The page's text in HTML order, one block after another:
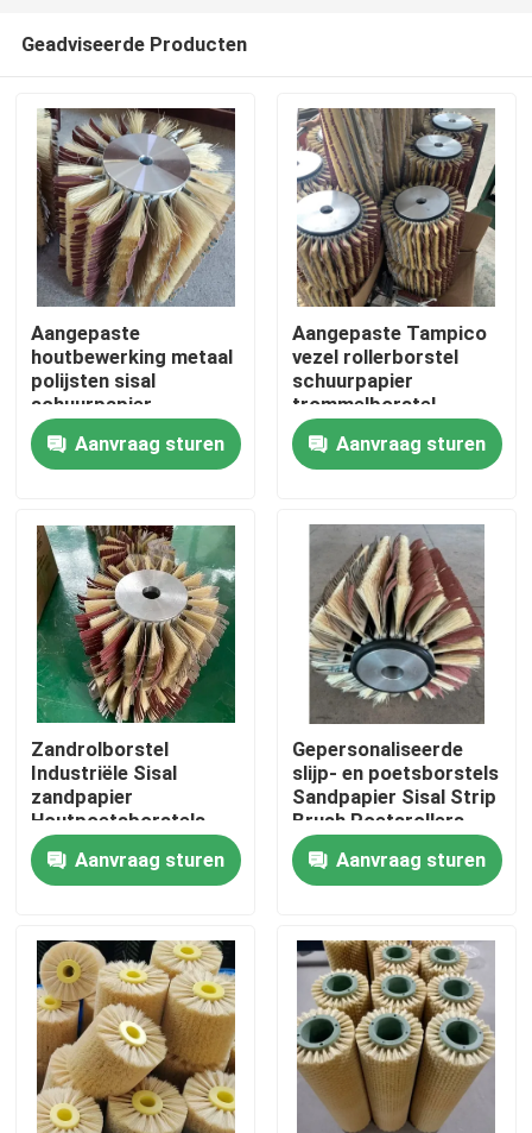
Thuis
Over ons
Fabrieksreis
Kwaliteitscontrole
Contacteer ons
Industriële borstelstrook
industriële cilindrische borstel
industriële rolborstel
Geadviseerde Producten
Aangepaste
houtbewerking metaal
polijsten sisal
schuurpapier
rolborstel
Aanvraag sturen
Aangepaste Tampico
vezel rollerborstel
schuurpapier
trommelborstel
Aanvraag sturen
Zandrolborstel
Industriële Sisal
zandpapier
Houtpoetsborstels
Aanvraag sturen
Gepersonaliseerde
slijp- en poetsborstels
Sandpapier Sisal Strip
Brush Poetsrollers
Voor Poetsmachine
Aanvraag sturen